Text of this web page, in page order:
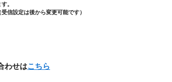
。
信設定は後から変更可能です）
わせはこちら